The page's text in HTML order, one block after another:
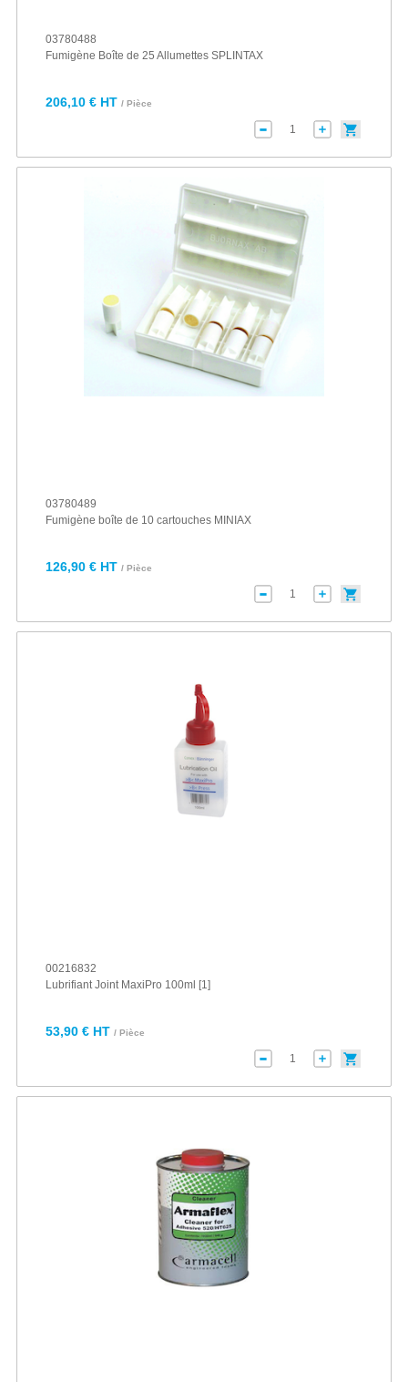
03780488
Fumigène Boîte de 25 Allumettes SPLINTAX
206,10 € HT / Pièce
03780489
Fumigène boîte de 10 cartouches MINIAX
126,90 € HT / Pièce
00216832
Lubrifiant Joint MaxiPro 100ml [1]
53,90 € HT / Pièce